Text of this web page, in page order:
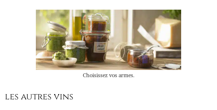
Choisissez vos armes.
les autres vins